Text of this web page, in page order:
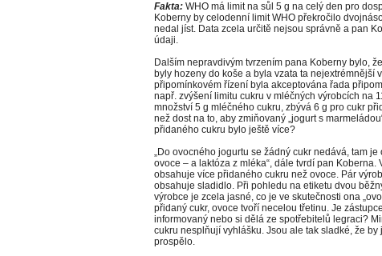
Fakta: WHO má limit na sůl 5 g na celý den pro
Koberny by celodenní limit WHO překročilo
nedal jíst. Data zcela určitě nejsou správně a pan
údaji.
Dalším nepravdivým tvrzením pana Koberny bylo,
byly hozeny do koše a byla vzata ta nejextrémnější
připomínkovém řízení byla akceptována řada
např. zvýšení limitu cukru v mléčných výrobcích na
množství 5 g mléčného cukru, zbývá 6 g pro cukr
než dost na to, aby zmiňovaný „jogurt s
přidaného cukru bylo ještě více?
„Do ovocného jogurtu se žádný cukr nedává, tam
ovoce – a laktóza z mléka“, dále tvrdí pan
obsahuje více přidaného cukru než ovoce. Pár
obsahuje sladidlo. Při pohledu na etiketu dvou
výrobce je zcela jasné, co je ve skutečnosti ona
přidaný cukr, ovoce tvoří necelou třetinu. Je
informovaný nebo si dělá ze spotřebitelů legraci?
cukru nesplňují vyhlášku. Jsou ale tak sladké, že
prospělo.